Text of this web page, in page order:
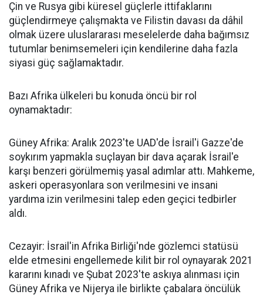
Çin ve Rusya gibi küresel güçlerle ittifaklarını
güçlendirmeye çalışmakta ve Filistin davası da dâhil
olmak üzere uluslararası meselelerde daha bağımsız
tutumlar benimsemeleri için kendilerine daha fazla
siyasi güç sağlamaktadır.
Bazı Afrika ülkeleri bu konuda öncü bir rol
oynamaktadır:
Güney Afrika: Aralık 2023'te UAD'de İsrail'i Gazze'de
soykırım yapmakla suçlayan bir dava açarak İsrail'e
karşı benzeri görülmemiş yasal adımlar attı. Mahkeme,
askeri operasyonlara son verilmesini ve insani
yardıma izin verilmesini talep eden geçici tedbirler
aldı.
Cezayir: İsrail'in Afrika Birliği'nde gözlemci statüsü
elde etmesini engellemede kilit bir rol oynayarak 2021
kararını kınadı ve Şubat 2023'te askıya alınması için
Güney Afrika ve Nijerya ile birlikte çabalara öncülük